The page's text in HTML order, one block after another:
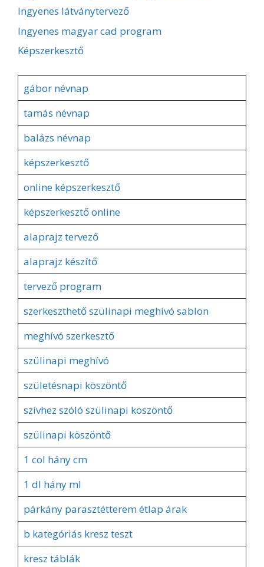
Ingyenes látványtervező
Ingyenes magyar cad program
Képszerkesztő
gábor névnap
tamás névnap
balázs névnap
képszerkesztő
online képszerkesztő
képszerkesztő online
alaprajz tervező
alaprajz készítő
tervező program
szerkeszthető szülinapi meghívó sablon
meghívó szerkesztő
szülinapi meghívó
születésnapi köszöntő
szívhez szóló szülinapi köszöntő
szülinapi köszöntő
1 col hány cm
1 dl hány ml
párkány parasztétterem étlap árak
b kategóriás kresz teszt
kresz táblák